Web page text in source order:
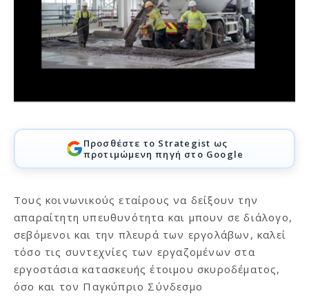
Προσθέστε το Strategist ως
προτιμώμενη πηγή στο Google
Τους κοινωνικούς εταίρους να δείξουν την
απαραίτητη υπευθυνότητα και μπουν σε διάλογο,
σεβόμενοι και την πλευρά των εργολάβων, καλεί
τόσο τις συντεχνίες των εργαζομένων στα
εργοστάσια κατασκευής έτοιμου σκυροδέματος,
όσο και τον Παγκύπριο Σύνδεσμο